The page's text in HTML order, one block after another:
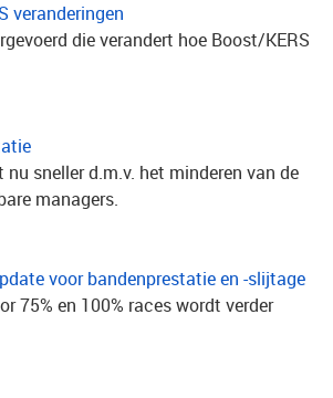
veranderingen
die verandert hoe Boost/KERS
sneller d.m.v. het minderen van de
managers.
voor bandenprestatie en -slijtage
75% en 100% races wordt verder